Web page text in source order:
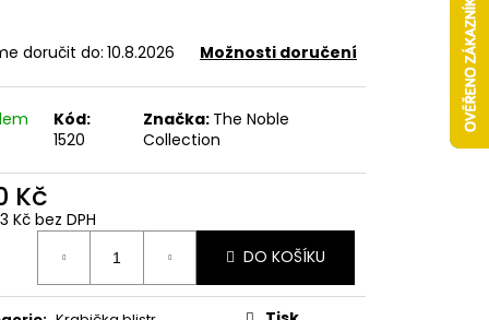
doručit do: 10.8.2026 Možnosti doručení
Kód:
1520
Značka: The Noble
Collection
Kč
Kč bez DPH
DO KOŠÍKU
Z PŘÍČNÉ ULICE